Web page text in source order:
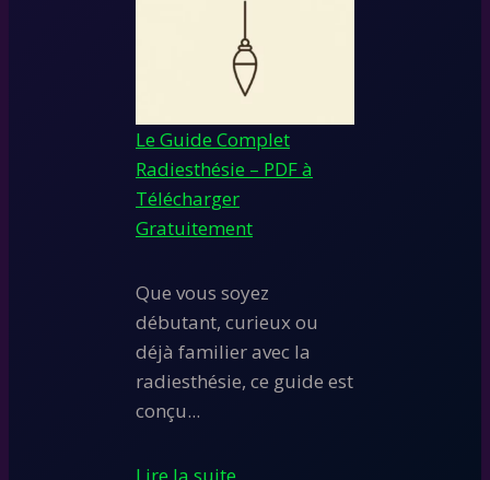
Le Guide Complet
Radiesthésie – PDF à
Télécharger
Gratuitement
Que vous soyez
débutant, curieux ou
déjà familier avec la
radiesthésie, ce guide est
conçu...
Lire la suite